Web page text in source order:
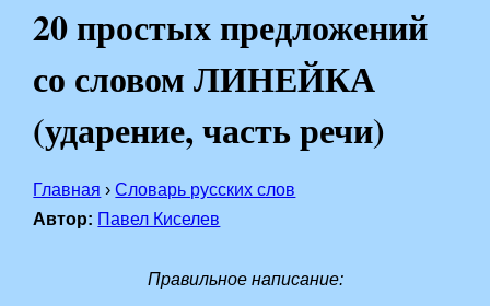
20 простых предложений
со словом ЛИНЕЙКА
(ударение, часть речи)
Главная › Словарь русских слов
Автор: Павел Киселев
Правильное написание: